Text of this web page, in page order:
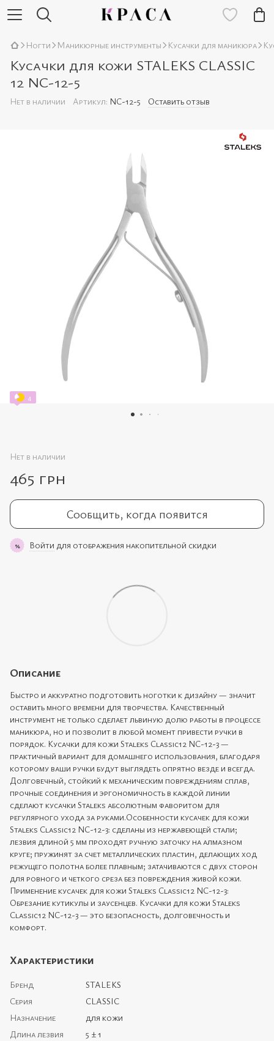
Ногти Маникюрные инструменты Кусачки для маникюра
Кусачки для кожи STALEKS CLASSIC
12 NC-12-5
Нет в наличии Артикул: NC-12-5 Оставить отзыв
4
Нет в наличии
465 грн
Сообщить, когда появится
% Войти для отображения накопительной скидки
Описание
Быстро и аккуратно подготовить ноготки к дизайну — значит
оставить много времени для творчества. Качественный
инструмент не только сделает львиную долю работы в процессе
маникюра, но и позволит в любой момент привести ручки в
порядок. Кусачки для кожи Staleks Classic12 NC-12-3 —
практичный вариант для домашнего использования, благодаря
которому ваши ручки будут выглядеть опрятно везде и всегда.
Долговечный, стойкий к механическим повреждениям сплав,
прочные соединения и эргономичность в каждой линии
сделают кусачки Staleks абсолютным фаворитом для
регулярного ухода за руками.Особенности кусачек для кожи
Staleks Classic12 NC-12-3: сделаны из нержавеющей стали;
лезвия длиной 5 мм проходят ручную заточку на алмазном
круге; пружинят за счет металлических пластин, делающих ход
режущего полотна более плавным; затачиваются с двух сторон
для ровного и четкого среза без повреждения живой кожи.
Применение кусачек для кожи Staleks Classic12 NC-12-3:
Обрезание кутикулы и заусенцев. Кусачки для кожи Staleks
Classic12 NC-12-3 — это безопасность, долговечность и
комфорт.
Характеристики
Бренд
STALEKS
Серия
CLASSIC
Назначение
для кожи
Длина лезвия
5 ± 1